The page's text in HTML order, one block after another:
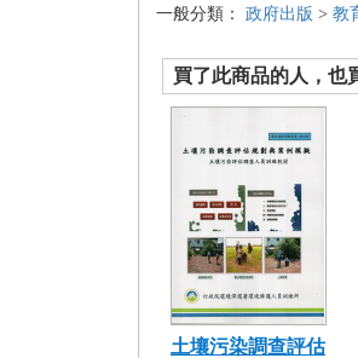
一般分類： 政府出版 > 教
買了此商品的人，也
土壤污染調查評估